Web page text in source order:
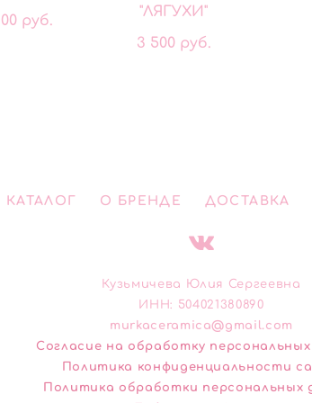
pуб.
"ЛЯГУХИ"
3 500 pуб.
КАТАЛОГ О БРЕНДЕ ДОСТАВКА
Кузьмичева Юлия Сергеевна
ИНН: 504021380890
murkaceramica@gmail.com
Cогласие на обработку
Политика конфиденциальности
Политика обработки персональных